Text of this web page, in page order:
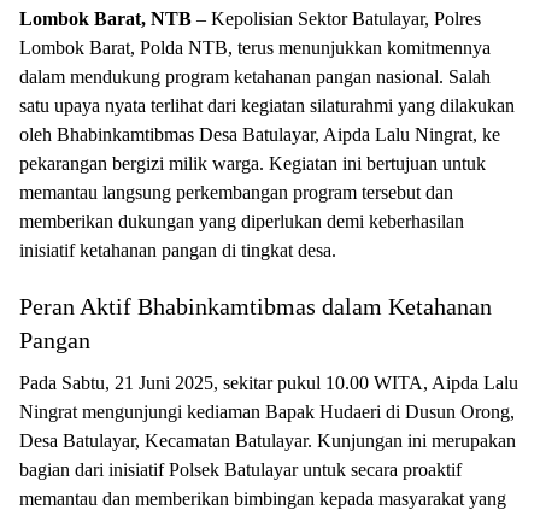
Lombok Barat, NTB – Kepolisian Sektor Batulayar, Polres
Lombok Barat, Polda NTB, terus menunjukkan komitmennya
dalam mendukung program ketahanan pangan nasional. Salah
satu upaya nyata terlihat dari kegiatan silaturahmi yang dilakukan
oleh Bhabinkamtibmas Desa Batulayar, Aipda Lalu Ningrat, ke
pekarangan bergizi milik warga. Kegiatan ini bertujuan untuk
memantau langsung perkembangan program tersebut dan
memberikan dukungan yang diperlukan demi keberhasilan
inisiatif ketahanan pangan di tingkat desa.
Peran Aktif Bhabinkamtibmas dalam Ketahanan
Pangan
Pada Sabtu, 21 Juni 2025, sekitar pukul 10.00 WITA, Aipda Lalu
Ningrat mengunjungi kediaman Bapak Hudaeri di Dusun Orong,
Desa Batulayar, Kecamatan Batulayar. Kunjungan ini merupakan
bagian dari inisiatif Polsek Batulayar untuk secara proaktif
memantau dan memberikan bimbingan kepada masyarakat yang